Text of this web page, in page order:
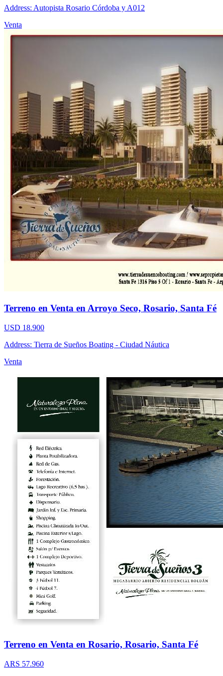
Address: Autopista Rosario Córdoba y A012
Venta
Terreno en Venta en Arroyo Seco, Rosario, Santa Fé
USD 18.900
Address: Tierra de Sueños Boating - Ciudad Náutica
Venta
Terreno en Venta en Rosario, Rosario, Santa Fé
ARS 57.960